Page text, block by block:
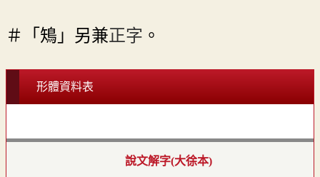
＃「鴙」另兼正字 。
形體資料表
說文解字(大徐本)